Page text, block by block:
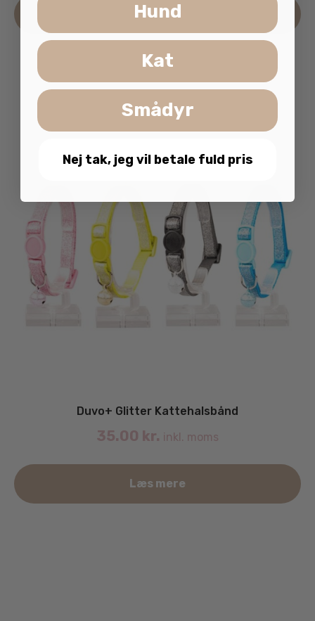
Læs mere
Duvo+ Glitter Kattehalsbånd
35.00 kr. inkl. moms
Læs mere
Hund
Kat
Smådyr
Nej tak, jeg vil betale fuld pris